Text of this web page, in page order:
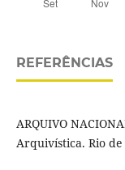
REFERÊNCIAS
ARQUIVO
Arquivística. Rio de